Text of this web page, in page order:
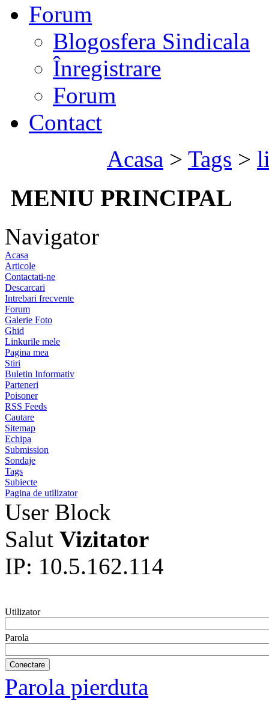
Forum
Blogosfera Sindicala
Înregistrare
Forum
Contact
Acasa > Tags >
MENIU PRINCIPAL
Navigator
Acasa
Articole
Contactati-ne
Descarcari
Intrebari frecvente
Forum
Galerie Foto
Ghid
Linkurile mele
Pagina mea
Stiri
Buletin Informativ
Parteneri
Poisoner
RSS Feeds
Cautare
Sitemap
Echipa
Submission
Sondaje
Tags
Subiecte
Pagina de utilizator
User Block
Salut Vizitator
IP: 10.5.162.114
Utilizator
Parola
Parola pierduta